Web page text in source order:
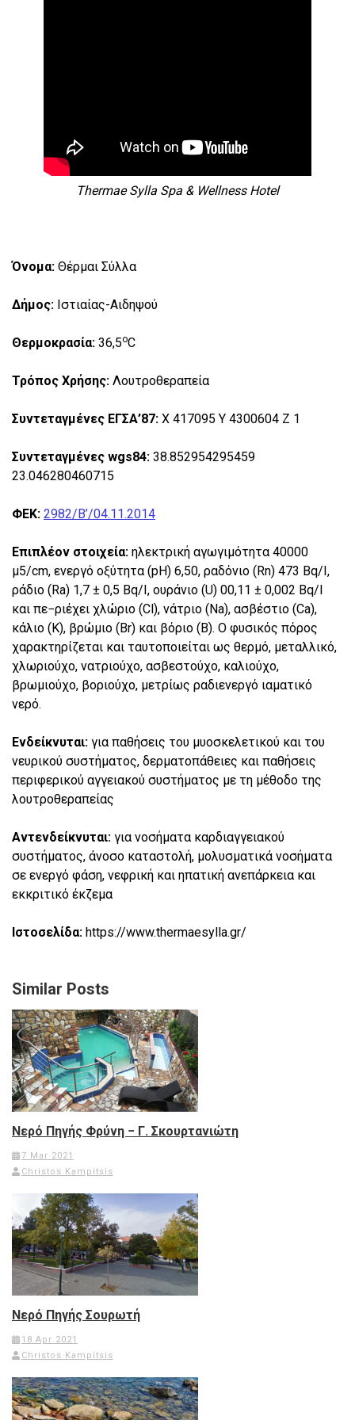
Thermae Sylla Spa & Wellness Hotel
Όνομα: Θέρμαι Σύλλα
Δήμος: Ιστιαίας-Αιδηψού
Θερμοκρασία: 36,5oC
Τρόπος Χρήσης: Λουτροθεραπεία
Συντεταγμένες ΕΓΣΑ’87: Χ 417095 Υ 4300604 Ζ 1
Συντεταγμένες wgs84: 38.852954295459
23.046280460715
ΦΕΚ: 2982/Β’/04.11.2014
Επιπλέον στοιχεία: ηλεκτρική αγωγιμότητα 40000
μ5/cm, ενεργό οξύτητα (pH) 6,50, ραδόνιο (Rn) 473 Bq/I,
ράδιο (Ra) 1,7 ± 0,5 Bq/I, ουράνιο (U) 00,11 ± 0,002 Bq/I
και πε−ριέχει χλώριο (Cl), νάτριο (Na), ασβέστιο (Ca),
κάλιο (Κ), βρώμιο (Br) και βόριο (Β). Ο φυσικός πόρος
χαρακτηρίζεται και ταυτοποιείται ως θερμό, μεταλλικό,
χλωριούχο, νατριούχο, ασβεστούχο, καλιούχο,
βρωμιούχο, βοριούχο, μετρίως ραδιενεργό ιαματικό
νερό.
Ενδείκνυται: για παθήσεις του μυοσκελετικού και του
νευρικού συστήματος, δερματοπάθειες και παθήσεις
περιφερικού αγγειακού συστήματος με τη μέθοδο της
λουτροθεραπείας
Αντενδείκνυται: για νοσήματα καρδιαγγειακού
συστήματος, άνοσο καταστολή, μολυσματικά νοσήματα
σε ενεργό φάση, νεφρική και ηπατική ανεπάρκεια και
εκκριτικό έκζεμα
Ιστοσελίδα: https://www.thermaesylla.gr/
Similar Posts
Νερό Πηγής Φρύνη − Γ. Σκουρτανιώτη
7 Mar 2021
Christos Kampitsis
Νερό Πηγής Σουρωτή
18 Apr 2021
Christos Kampitsis